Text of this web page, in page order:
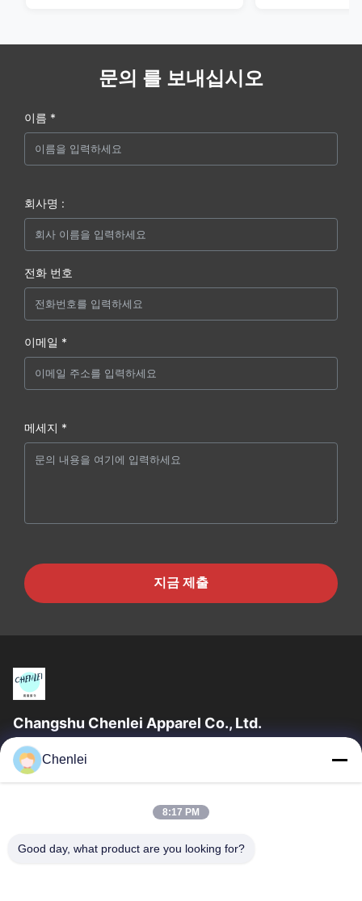
문의 를 보내십시오
이름 *
회사명 :
전화 번호
이메일 *
메세지 *
지금 제출
Changshu Chenlei Apparel Co., Ltd.
창수 천레이 의류 유한 공사우리 공장은 2011년 상하이 공항에서
90km 떨어진 장쑤성 쑤저우시에 설립되었으며, 200명 이상의 근
의 장점은 우수한 품질 팀 관리, 빠른 교정, 경쟁력 있는 가격,...
홈
제품 소개
Chenlei
8:17 PM
Good day, what product are you looking for?